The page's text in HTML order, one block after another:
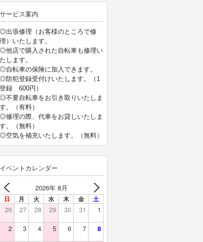
サービス案内
◎出張修理（お客様のところで修
理）いたします。
◎他店で購入された自転車も修理い
たします。
◎自転車の保険に加入できます。
◎防犯登録受付けいたします。（1
登録 600円）
◎不要自転車をお引き取りいたしま
す。（有料）
◎修理の際、代車をお貸しいたしま
す。（無料）
◎空気を補充いたします。（無料）
イベントカレンダー
2026年 8月
日 月 火 水 木 金 土
26 27 28 29 30 31
1
2
3 4 5 6 7 8